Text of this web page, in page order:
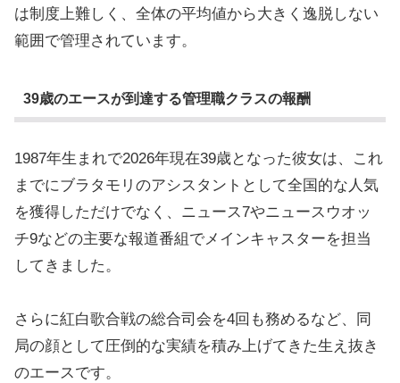
は制度上難しく、全体の平均値から大きく逸脱しない
範囲で管理されています。
39歳のエースが到達する管理職クラスの報酬
1987年生まれで2026年現在39歳となった彼女は、これ
までにブラタモリのアシスタントとして全国的な人気
を獲得しただけでなく、ニュース7やニュースウオッ
チ9などの主要な報道番組でメインキャスターを担当
してきました。
さらに紅白歌合戦の総合司会を4回も務めるなど、同
局の顔として圧倒的な実績を積み上げてきた生え抜き
のエースです。